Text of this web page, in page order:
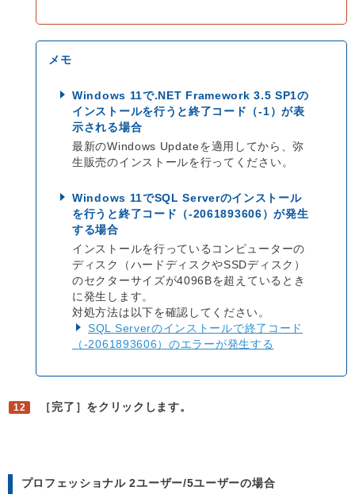
Windows 11で.NET Framework 3.5 SP1の
インストールを行うと終了コード（-1）が表
示される場合
最新のWindows Updateを適用してから、弥
生販売のインストールを行ってください。
Windows 11でSQL Serverのインストール
を行うと終了コード（-2061893606）が発生
する場合
インストールを行っているコンピューターの
ディスク（ハードディスクやSSDディスク）
のセクターサイズが4096Bを超えているとき
に発生します。
対処方法は以下を確認してください。
SQL Serverのインストールで終了コード
（-2061893606）のエラーが発生する
［完了］をクリックします。
プロフェッショナル 2ユーザー/5ユーザーの場合